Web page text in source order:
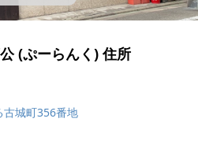
(ぷーらんく) 住所
古城町356番地